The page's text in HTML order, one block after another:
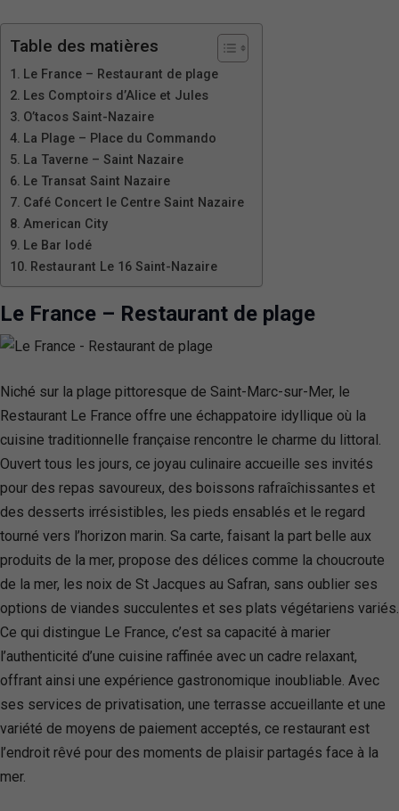
Table des matières
Le France – Restaurant de plage
Les Comptoirs d’Alice et Jules
O’tacos Saint-Nazaire
La Plage – Place du Commando
La Taverne – Saint Nazaire
Le Transat Saint Nazaire
Café Concert le Centre Saint Nazaire
American City
Le Bar Iodé
Restaurant Le 16 Saint-Nazaire
Le France – Restaurant de plage
Niché sur la plage pittoresque de Saint-Marc-sur-Mer, le
Restaurant Le France offre une échappatoire idyllique où la
cuisine traditionnelle française rencontre le charme du littoral.
Ouvert tous les jours, ce joyau culinaire accueille ses invités
pour des repas savoureux, des boissons rafraîchissantes et
des desserts irrésistibles, les pieds ensablés et le regard
tourné vers l’horizon marin. Sa carte, faisant la part belle aux
produits de la mer, propose des délices comme la choucroute
de la mer, les noix de St Jacques au Safran, sans oublier ses
options de viandes succulentes et ses plats végétariens variés.
Ce qui distingue Le France, c’est sa capacité à marier
l’authenticité d’une cuisine raffinée avec un cadre relaxant,
offrant ainsi une expérience gastronomique inoubliable. Avec
ses services de privatisation, une terrasse accueillante et une
variété de moyens de paiement acceptés, ce restaurant est
l’endroit rêvé pour des moments de plaisir partagés face à la
mer.